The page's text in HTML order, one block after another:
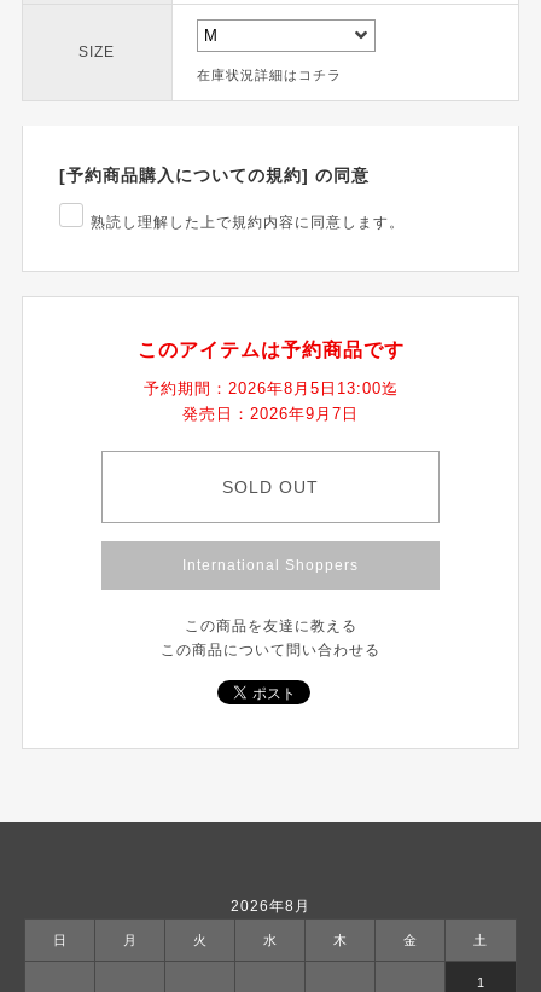
SIZE
在庫状況詳細はコチラ
[予約商品購入についての規約] の同意
熟読し理解した上で規約内容に同意します。
このアイテムは予約商品です
予約期間：2026年8月5日13:00迄
発売日：2026年9月7日
SOLD OUT
International Shoppers
この商品を友達に教える
この商品について問い合わせる
2026年8月
日 月 火 水 木 金 土
1